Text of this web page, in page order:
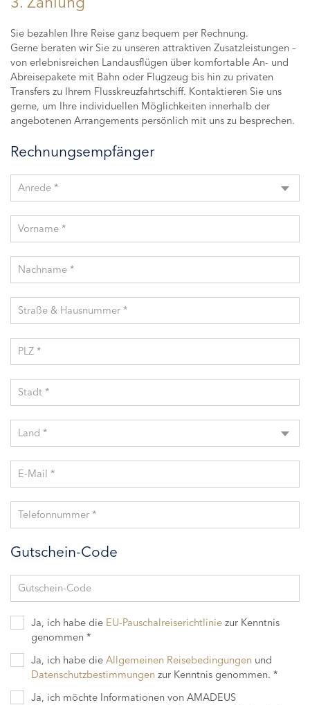
Sie bezahlen Ihre Reise ganz bequem per Rechnung.
Gerne beraten wir Sie zu unseren attraktiven Zusatzleistungen –
von erlebnisreichen Landausflügen über komfortable An- und
Abreisepakete mit Bahn oder Flugzeug bis hin zu privaten
Transfers zu Ihrem Flusskreuzfahrtschiff. Kontaktieren Sie uns
gerne, um Ihre individuellen Möglichkeiten innerhalb der
angebotenen Arrangements persönlich mit uns zu besprechen.
Rechnungsempfänger
Anrede *
Vorname *
Nachname *
Straße & Hausnummer *
PLZ *
Stadt *
Land *
E-Mail *
Telefonnummer *
Gutschein-Code
Gutschein-Code
Ja, ich habe die EU-Pauschalreiserichtlinie zur Kenntnis
genommen *
Ja, ich habe die Allgemeinen Reisebedingungen und
Datenschutzbestimmungen zur Kenntnis genommen. *
Ja, ich möchte Informationen von AMADEUS